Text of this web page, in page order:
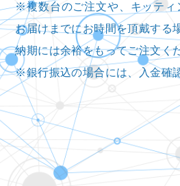
※複数台のご注文や、キッティ
お届けまでにお時間を頂戴する
納期には余裕をもってご注文く
※銀行振込の場合には、入金確